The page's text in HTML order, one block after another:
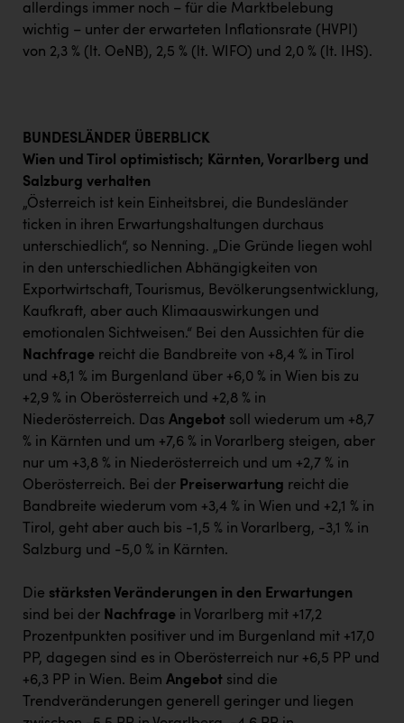
allerdings immer noch – für die Marktbelebung
wichtig – unter der erwarteten Inflationsrate (HVPI)
von 2,3 % (lt. OeNB), 2,5 % (lt. WIFO) und 2,0 % (lt. IHS).
BUNDESLÄNDER ÜBERBLICK
Wien und Tirol optimistisch; Kärnten, Vorarlberg und
Salzburg verhalten
„Österreich ist kein Einheitsbrei, die Bundesländer
ticken in ihren Erwartungshaltungen durchaus
unterschiedlich“, so Nenning. „Die Gründe liegen wohl
in den unterschiedlichen Abhängigkeiten von
Exportwirtschaft, Tourismus, Bevölkerungsentwicklung,
Kaufkraft, aber auch Klimaauswirkungen und
emotionalen Sichtweisen.“ Bei den Aussichten für die
Nachfrage reicht die Bandbreite von +8,4 % in Tirol
und +8,1 % im Burgenland über +6,0 % in Wien bis zu
+2,9 % in Oberösterreich und +2,8 % in
Niederösterreich. Das Angebot soll wiederum um +8,7
% in Kärnten und um +7,6 % in Vorarlberg steigen, aber
nur um +3,8 % in Niederösterreich und um +2,7 % in
Oberösterreich. Bei der Preiserwartung reicht die
Bandbreite wiederum vom +3,4 % in Wien und +2,1 % in
Tirol, geht aber auch bis -1,5 % in Vorarlberg, -3,1 % in
Salzburg und -5,0 % in Kärnten.
Die stärksten Veränderungen in den Erwartungen
sind bei der Nachfrage in Vorarlberg mit +17,2
Prozentpunkten positiver und im Burgenland mit +17,0
PP, dagegen sind es in Oberösterreich nur +6,5 PP und
+6,3 PP in Wien. Beim Angebot sind die
Trendveränderungen generell geringer und liegen